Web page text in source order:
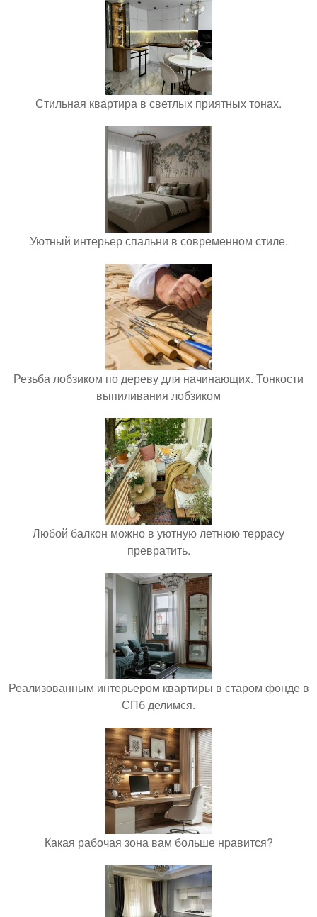
Стильная квартира в светлых приятных тонах.
Уютный интерьер спальни в современном стиле.
Резьба лобзиком по дереву для начинающих. Тонкости
выпиливания лобзиком
Любой балкон можно в уютную летнюю террасу
превратить.
Реализованным интерьером квартиры в старом фонде в
СПб делимся.
Какая рабочая зона вам больше нравится?